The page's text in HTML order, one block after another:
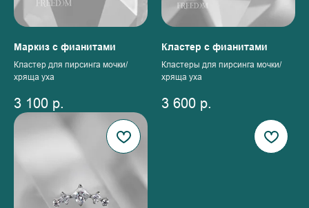
Маркиз с фианитами
Кластер для пирсинга мочки/
хряща уха
3 100 р.
Кластер с фианитами
Кластеры для пирсинга мочки/
хряща уха
3 600 р.